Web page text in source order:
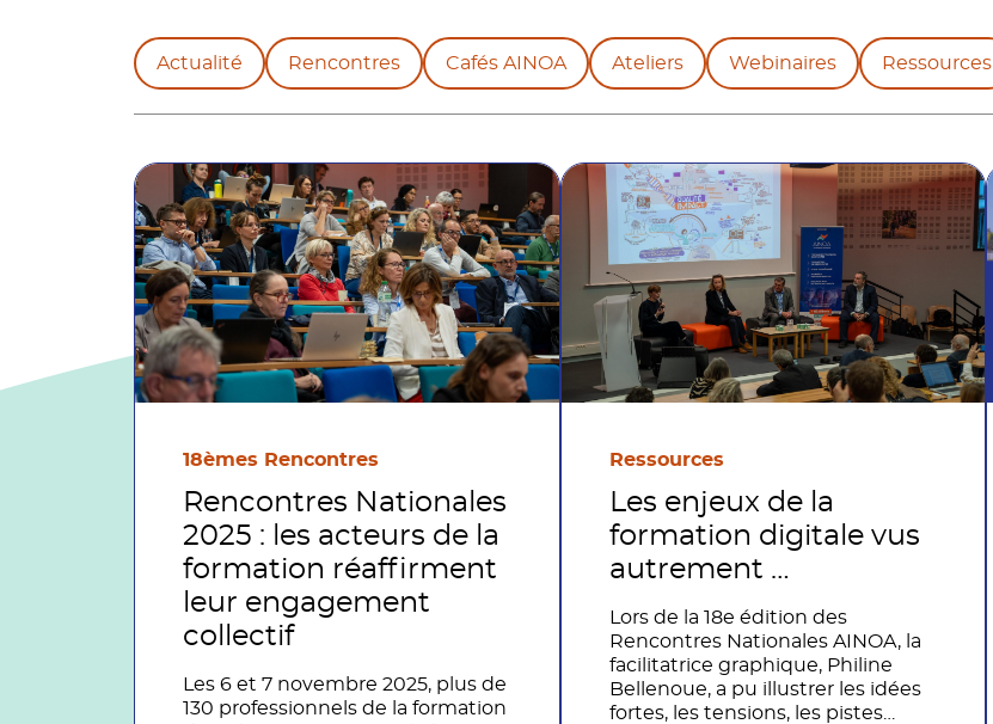
Actualité Rencontres Cafés AINOA Ateliers Webinaires Ressources
18èmes Rencontres
Rencontres Nationales
2025 : les acteurs de la
formation réaffirment
leur engagement
collectif
Les 6 et 7 novembre 2025, plus de
130 professionnels de la formation
Ressources
Les enjeux de la
formation digitale vus
autrement …
Lors de la 18e édition des
Rencontres Nationales AINOA, la
facilitatrice graphique, Philine
Bellenoue, a pu illustrer les idées
fortes, les tensions, les pistes